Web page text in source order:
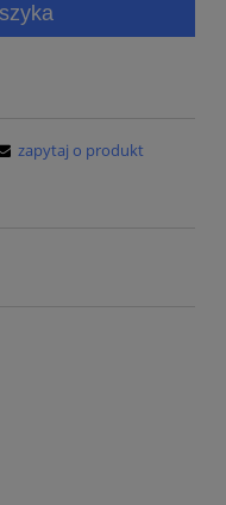
zapytaj o produkt